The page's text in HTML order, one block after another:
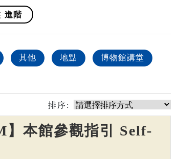
進階
其他 地點 博物館講堂
排序:
】本館參觀指引 Self-